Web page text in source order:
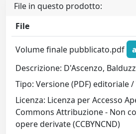
File in questo prodotto:
File
Volume finale pubblicato.pdf
Descrizione: D'Ascenzo,
Tipo: Versione (PDF) editoriale
Licenza: Licenza per Accesso
Commons Attribuzione - Non
opere derivate (CCBYNCND)